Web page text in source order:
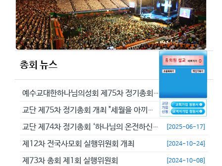
총회 뉴스
예수교대한하나님의성회 제75차 정기총회에서 정동수 목사를 이단으로 결의... [2026-05-29]
교단 제75차 정기총회 개최 "세월을 아끼라 때가 악하니라"(엡 5:16... [2026-05-23]
교단 제74차 정기총회 ‘하나님의 온전하신 뜻을 분별하자’ [2025-06-17]
제12차 전국사모회 실행위원회 개최 [2024-10-24]
제73차 총회 제1회 실행위원회 [2024-10-08]